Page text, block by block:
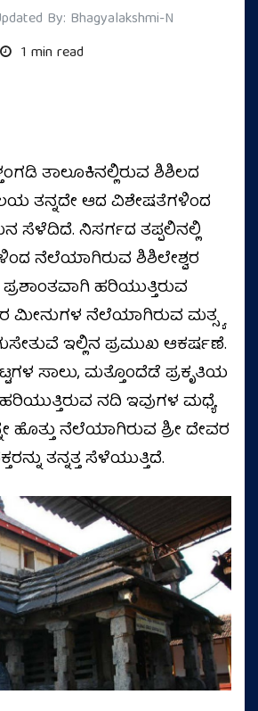
By: Bhagyalakshmi-N
1 min read
ತಾಲೂಕಿನಲ್ಲಿರುವ ಶಿಶಿಲದ
ತನ್ನದೇ ಆದ ವಿಶೇಷತೆಗಳಿಂದ
ಸೆಳೆದಿದೆ. ನಿಸರ್ಗದ ತಪ್ಪಲಿನಲ್ಲಿ
ನೆಲೆಯಾಗಿರುವ ಶಿಶಿಲೇಶ್ವರ
ಪ್ರಶಾಂತವಾಗಿ ಹರಿಯುತ್ತಿರುವ
ಮೀನುಗಳ ನೆಲೆಯಾಗಿರುವ ಮತ್ಸ್ಯ
ಇಲ್ಲಿನ ಪ್ರಮುಖ ಆಕರ್ಷಣೆ.
ಸಾಲು, ಮತ್ತೊಂದೆಡೆ ಪ್ರಕೃತಿಯ
ನದಿ ಇವುಗಳ ಮಧ್ಯೆ
ಹೊತ್ತು ನೆಲೆಯಾಗಿರುವ ಶ್ರೀ ದೇವರ
ತನ್ನತ್ತ ಸೆಳೆಯುತ್ತಿದೆ.